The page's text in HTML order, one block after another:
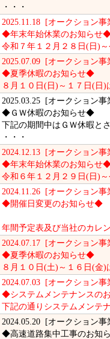
・・・
2025.11.18 [オークション事
◆年末年始休業のお知らせ
令和７年１２月２８日(日)
2025.07.09 [オークション事
◆夏季休暇のお知らせ◆
８月１０日(日)～１７日(日)
2025.03.25 [オークション事
◆ＧＷ休暇のお知らせ◆
下記の期間中はＧＷ休暇と
・・・
2024.12.13 [オークション事
◆年末年始休業のお知らせ
令和６年１２月２９日(日)
2024.11.26 [オークション事
◆開催日変更のお知らせ◆
年間予定表及び当社のカレ
2024.07.17 [オークション事
◆夏季休暇のお知らせ◆
８月１０日(土)～１６日(金)
2024.07.03 [オークション事
◆システムメンテナンスの
下記の通りシステムメンテ
2024.05.20 [オークション事
◆高速道路集中工事のお知